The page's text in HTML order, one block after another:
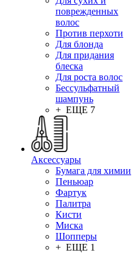
поврежденных
волос
Против перхоти
Для блонда
Для придания
блеска
Для роста волос
Бессульфатный
шампунь
+ ЕЩЕ 7
Аксессуары
Бумага для химии
Пеньюар
Фартук
Палитра
Кисти
Миска
Шопперы
+ ЕЩЕ 1